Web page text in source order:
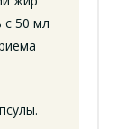
с 50 мл